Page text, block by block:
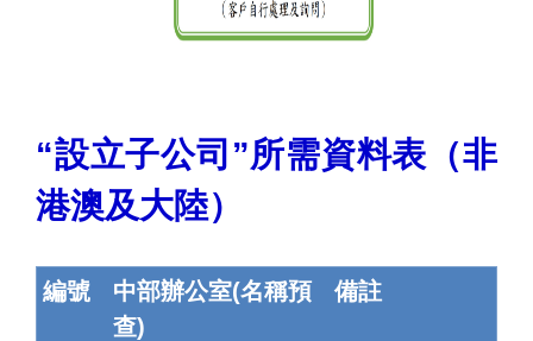
“設立子公司”所需資料表（非
港澳及大陸）
編號
中部辦公室(名稱預
查)
備註